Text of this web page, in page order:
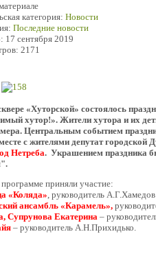
категория:Новости
Последние новости
17 сентября 2019
2171
«Хуторской» состоялось
хутор!». Жители хутора и их
Центральным событием
с жителями депутат городской
Нетреба. Украшением праздника
приняли участие:
«Коляда» , руководитель А.Г.Хамедов
ансамбль «Карамель»,
Супрунова Екатерина –
– руководитель А.Н.Прихидько.